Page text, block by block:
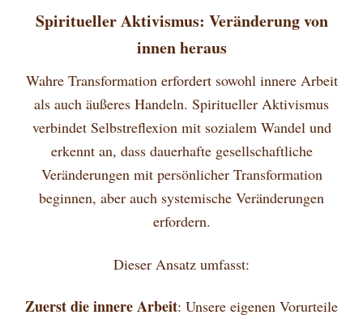
Spiritueller Aktivismus: Veränderung von
innen heraus
Wahre Transformation erfordert sowohl innere Arbeit
als auch äußeres Handeln. Spiritueller Aktivismus
verbindet Selbstreflexion mit sozialem Wandel und
erkennt an, dass dauerhafte gesellschaftliche
Veränderungen mit persönlicher Transformation
beginnen, aber auch systemische Veränderungen
erfordern.
Dieser Ansatz umfasst:
Zuerst die innere Arbeit: Unsere eigenen Vorurteile